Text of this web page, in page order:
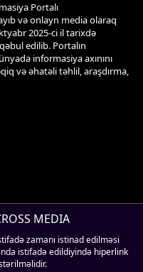
Portalı
və onlayn media olaraq
2025-ci il tarixdə
edilib. Portalın
informasiya axınını
və əhatəli təhlil, araşdırma,
MEDIA
zamanı istinad edilməsi
istifadə edildiyində hiperlink